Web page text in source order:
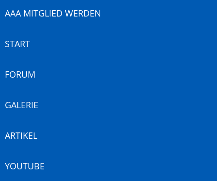
AAA MITGLIED WERDEN
START
FORUM
GALERIE
ARTIKEL
YOUTUBE